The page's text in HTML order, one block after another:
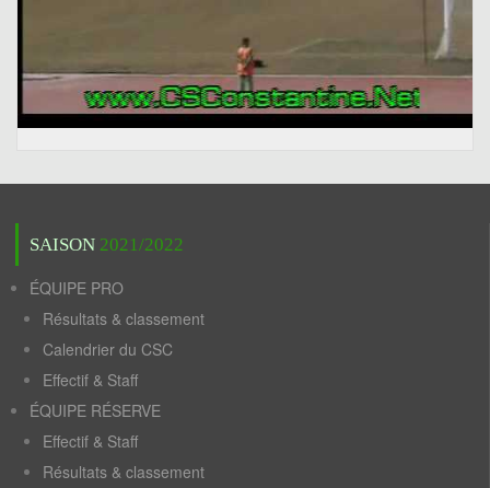
SAISON 2021/2022
ÉQUIPE PRO
Résultats & classement
Calendrier du CSC
Effectif & Staff
ÉQUIPE RÉSERVE
Effectif & Staff
Résultats & classement